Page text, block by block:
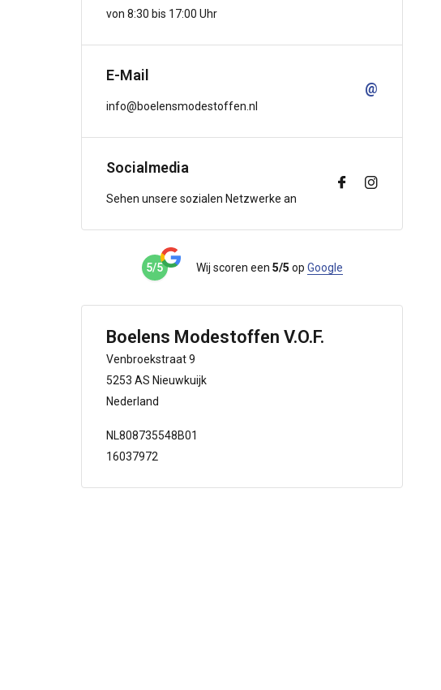
von 8:30 bis 17:00 Uhr
E-Mail
info@boelensmodestoffen.nl
@
Socialmedia
Sehen unsere sozialen Netzwerke an
5/5 Wij scoren een 5/5 op Google
Boelens Modestoffen V.O.F.
Venbroekstraat 9
5253 AS Nieuwkuijk
Nederland
NL808735548B01
16037972